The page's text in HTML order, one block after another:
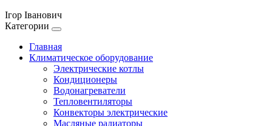
Ігор Іванович
Категории
Главная
Климатическое оборудование
Электрические котлы
Кондиционеры
Водонагреватели
Тепловентиляторы
Конвекторы электрические
Масляные радиаторы